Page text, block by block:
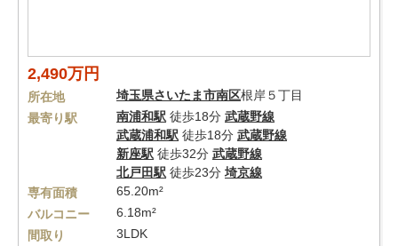
2,490万円
所在地 埼玉県さいたま市南区根岸５丁目
最寄り駅
南浦和駅 徒歩18分 武蔵野線
武蔵浦和駅 徒歩18分 武蔵野線
新座駅 徒歩32分 武蔵野線
北戸田駅 徒歩23分 埼京線
専有面積
65.20m²
バルコニー
6.18m²
間取り
3LDK